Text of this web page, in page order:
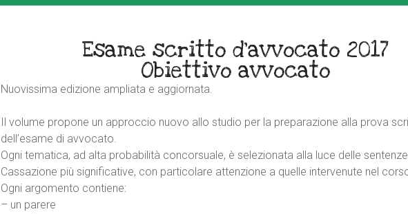
Esame scritto d’avvocato 2017
Obiettivo avvocato
Nuovissima edizione ampliata e aggiornata.
Il volume propone un approccio nuovo allo studio per la preparazione alla prova
dell’esame di avvocato.
Ogni tematica, ad alta probabilità concorsuale, è selezionata alla luce delle
Cassazione più significative, con particolare attenzione a quelle intervenute nel
Ogni argomento contiene:
– un parere